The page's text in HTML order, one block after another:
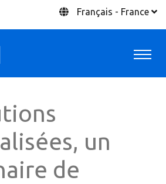
Français - France
un
de